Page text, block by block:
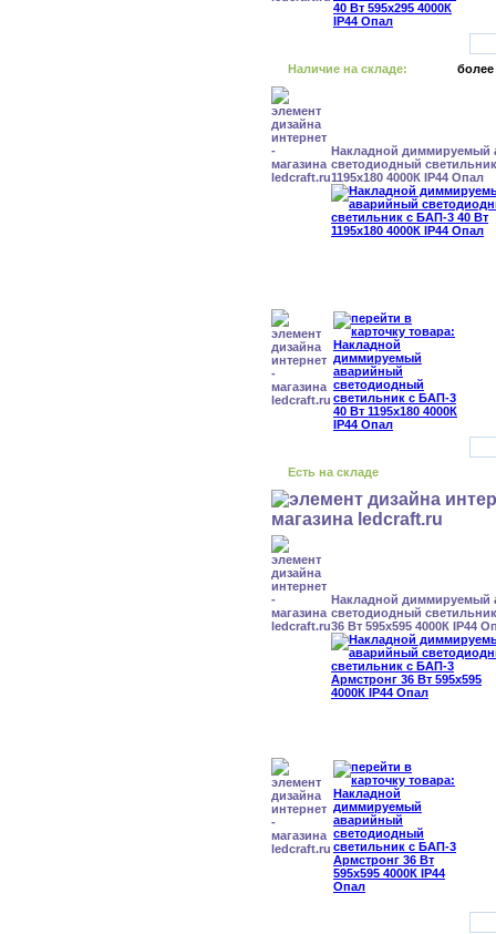
Наличие на складе: более
Накладной диммируемый
светодиодный
1195x180 4000К IP44 Опал
Есть на складе
Накладной диммируемый
светодиодный
36 Вт 595x595 4000К IP44